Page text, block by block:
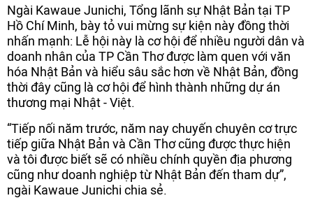
Ngài Kawaue Junichi, Tổng lãnh sự Nhật Bản tại TP
Hồ Chí Minh, bày tỏ vui mừng sự kiện này đồng thời
nhấn mạnh: Lễ hội này là cơ hội để nhiều người dân và
doanh nhân của TP Cần Thơ được làm quen với văn
hóa Nhật Bản và hiểu sâu sắc hơn về Nhật Bản, đồng
thời đây cũng là cơ hội để hình thành những dự án
thương mại Nhật - Việt.
“Tiếp nối năm trước, năm nay chuyến chuyên cơ trực
tiếp giữa Nhật Bản và Cần Thơ cũng được thực hiện
và tôi được biết sẽ có nhiều chính quyền địa phương
cũng như doanh nghiệp từ Nhật Bản đến tham dự”,
ngài Kawaue Junichi chia sẻ.